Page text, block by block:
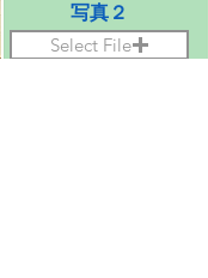
写真２
Select File